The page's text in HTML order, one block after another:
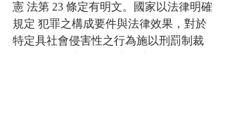
憲 法第 23 條定有明文。國家以法律明確
規定 犯罪之構成要件與法律效果，對於
特定具社會侵害性之行為施以刑罰制裁